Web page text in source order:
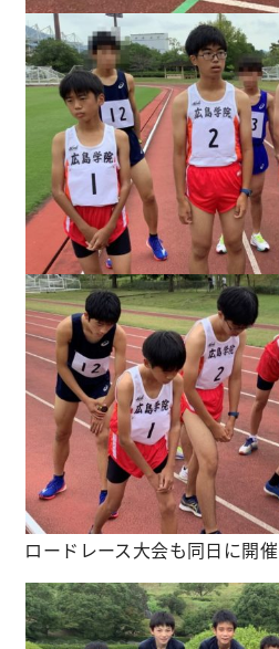
ロードレース大会も同日に開